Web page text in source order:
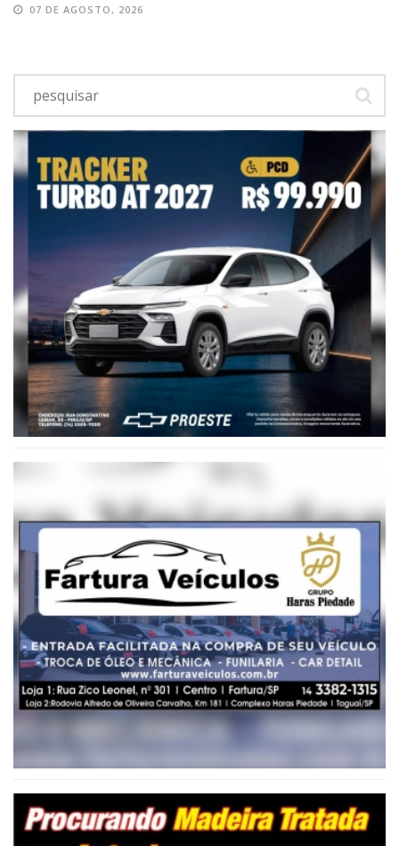
07 DE AGOSTO, 2026